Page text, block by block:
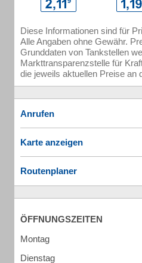
Diese Informationen sind für
Alle Angaben ohne Gewähr.
Grunddaten von Tankstellen
Markttransparenzstelle für
die jeweils aktuellen Preise an
Anrufen
Karte anzeigen
Routenplaner
ÖFFNUNGSZEITEN
Montag
Dienstag